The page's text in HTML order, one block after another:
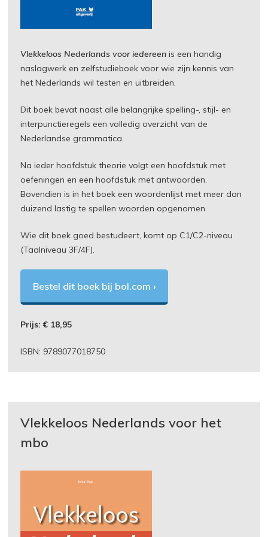
Vlekkeloos Nederlands voor iedereen is een handig
naslagwerk en zelfstudieboek voor wie zijn kennis van
het Nederlands wil testen en uitbreiden.
Dit boek bevat naast alle belangrijke spelling-, stijl- en
interpunctieregels een volledig overzicht van de
Nederlandse grammatica.
Na ieder hoofdstuk theorie volgt een hoofdstuk met
oefeningen en een hoofdstuk met antwoorden.
Bovendien is in het boek een woordenlijst met meer dan
duizend lastig te spellen woorden opgenomen.
Wie dit boek goed bestudeert, komt op C1/C2-niveau
(Taalniveau 3F/4F).
Bestel dit boek bij bol.com ›
Prijs: € 18,95
ISBN: 9789077018750
Vlekkeloos Nederlands voor het
mbo